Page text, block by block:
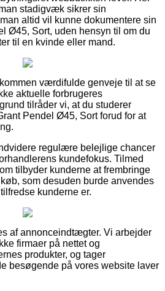
stadigvæk sikrer sin
altid vil kunne dokumentere sin
Ø45, Sort, uden hensyn til om du
til en kvinde eller mand.
værdifulde genveje til at se
aktuelle forbrugeres
tilråder vi, at du studerer
Pendel Ø45, Sort forud for at
regulære belejlige chancer
kundefokus. Tilmed
tilbyder kunderne at frembringe
som desuden burde anvendes
kunderne er.
af annonceindtægter. Vi arbejder
firmaer på nettet og
produkter, og tager
besøgende på vores website laver